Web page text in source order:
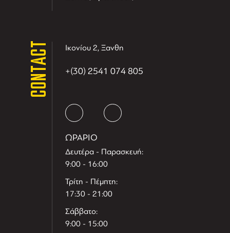
CONTACT Ικονίου 2, Ξανθη
+(30) 2541 074 805
ΩΡΑΡΙΟ
Δευτέρα - Παρασκευή:
9:00 - 16:00
Τρίτη - Πέμπτη:
17:30 - 21:00
Σάββατο:
9:00 - 15:00